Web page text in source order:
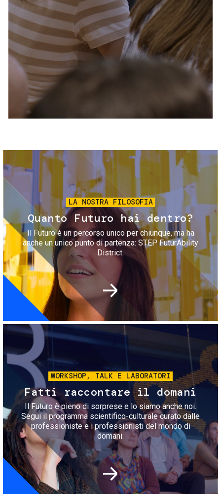
Servizi e accessibilità
Contatti
FAQ
Biglietti
Immagine
LA NOSTRA FILOSOFIA
Quanto Futuro hai dentro?
Il Futuro è un percorso unico per chiunque, ma ha
anche un unico punto di partenza: STEP FuturAbility
District.
Immagine
WORKSHOP, TALK E LABORATORI
Fatti raccontare il domani
Il Futuro è pieno di sorprese e lo siamo anche noi.
Segui il programma scientifico-culturale curato dalle
professioniste e i professionisti del mondo di
domani.